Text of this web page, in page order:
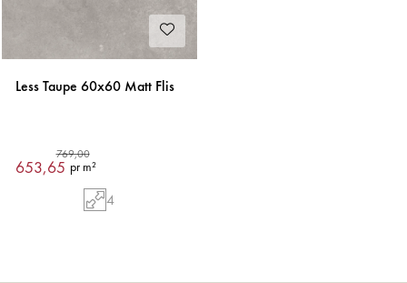
Less Taupe 60x60 Matt Flis
769,00
653,65 pr m²
4